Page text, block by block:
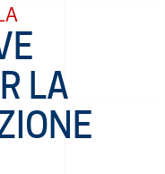
LA